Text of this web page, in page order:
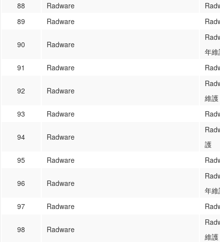
88
Radware
89
Radware
90 Radware
年
91
Radware
92 Radware
維護
93
Radware
94 Radware
護
95
Radware
96 Radware
年
97
Radware
98 Radware
維護